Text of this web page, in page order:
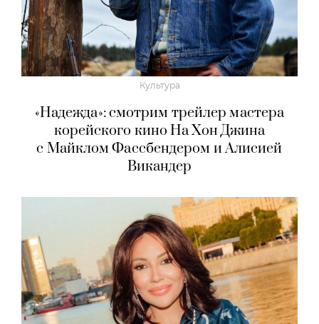
Культура
«Надежда»: смотрим трейлер мастера
корейского кино На Хон Джина
с Майклом Фассбендером и Алисией
Викандер